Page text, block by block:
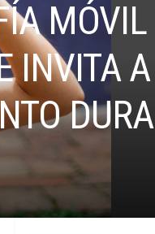
INVITA